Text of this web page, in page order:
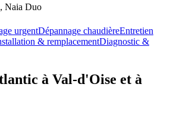
Naia Duo
urgentDépannage chaudièreEntretien
& remplacementDiagnostic &
à Val-d'Oise et à